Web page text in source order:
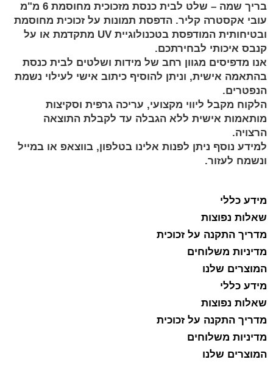
בריך שמה – שלט לבית כנסת מזכוכית מחוסמת 6 מ"מ
עובי אקסטרה קליר. הדפסת תמונות על זכוכית מחוסמת
ובטיחותית המודפסת בטכנולוגיית UV מתקדמת או על
קנבס איכותי לבחירתכם.
אנו מדפיסים מגוון רחב של מידות ושלטים לבית כנסת
בהתאמה אישית, וניתן להוסיף כיתוב אישי לעילוי נשמת
הנפטרים.
הלקוח מקבל ליווי מקצועי, עריכה גרפית וסקיצות
מותאמות אישית ללא הגבלה עד לקבלת התוצאה
הרצויה.
למידע נוסף ניתן לפנות אלינו בטלפון, בווצאפ או במייל
ונשמח לעזור.
מידע כללי
שאלות נפוצות
מדריך התקנה על זכוכית
מדיניות משלוחים
המוצרים שלנו
מידע כללי
שאלות נפוצות
מדריך התקנה על זכוכית
מדיניות משלוחים
המוצרים שלנו